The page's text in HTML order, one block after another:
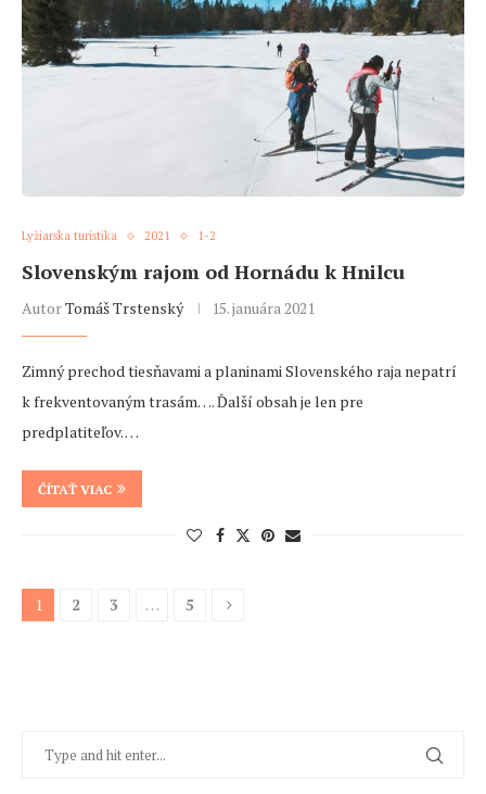
Lyžiarska turistika 2021 1-2
Slovenským rajom od Hornádu k Hnilcu
AutorTomáš Trstenský 15. januára 2021
Zimný prechod tiesňavami a planinami Slovenského raja nepatrí
k frekventovaným trasám…. Ďalší obsah je len pre
predplatiteľov. …
ČÍTAŤ VIAC
1 2 3 … 5